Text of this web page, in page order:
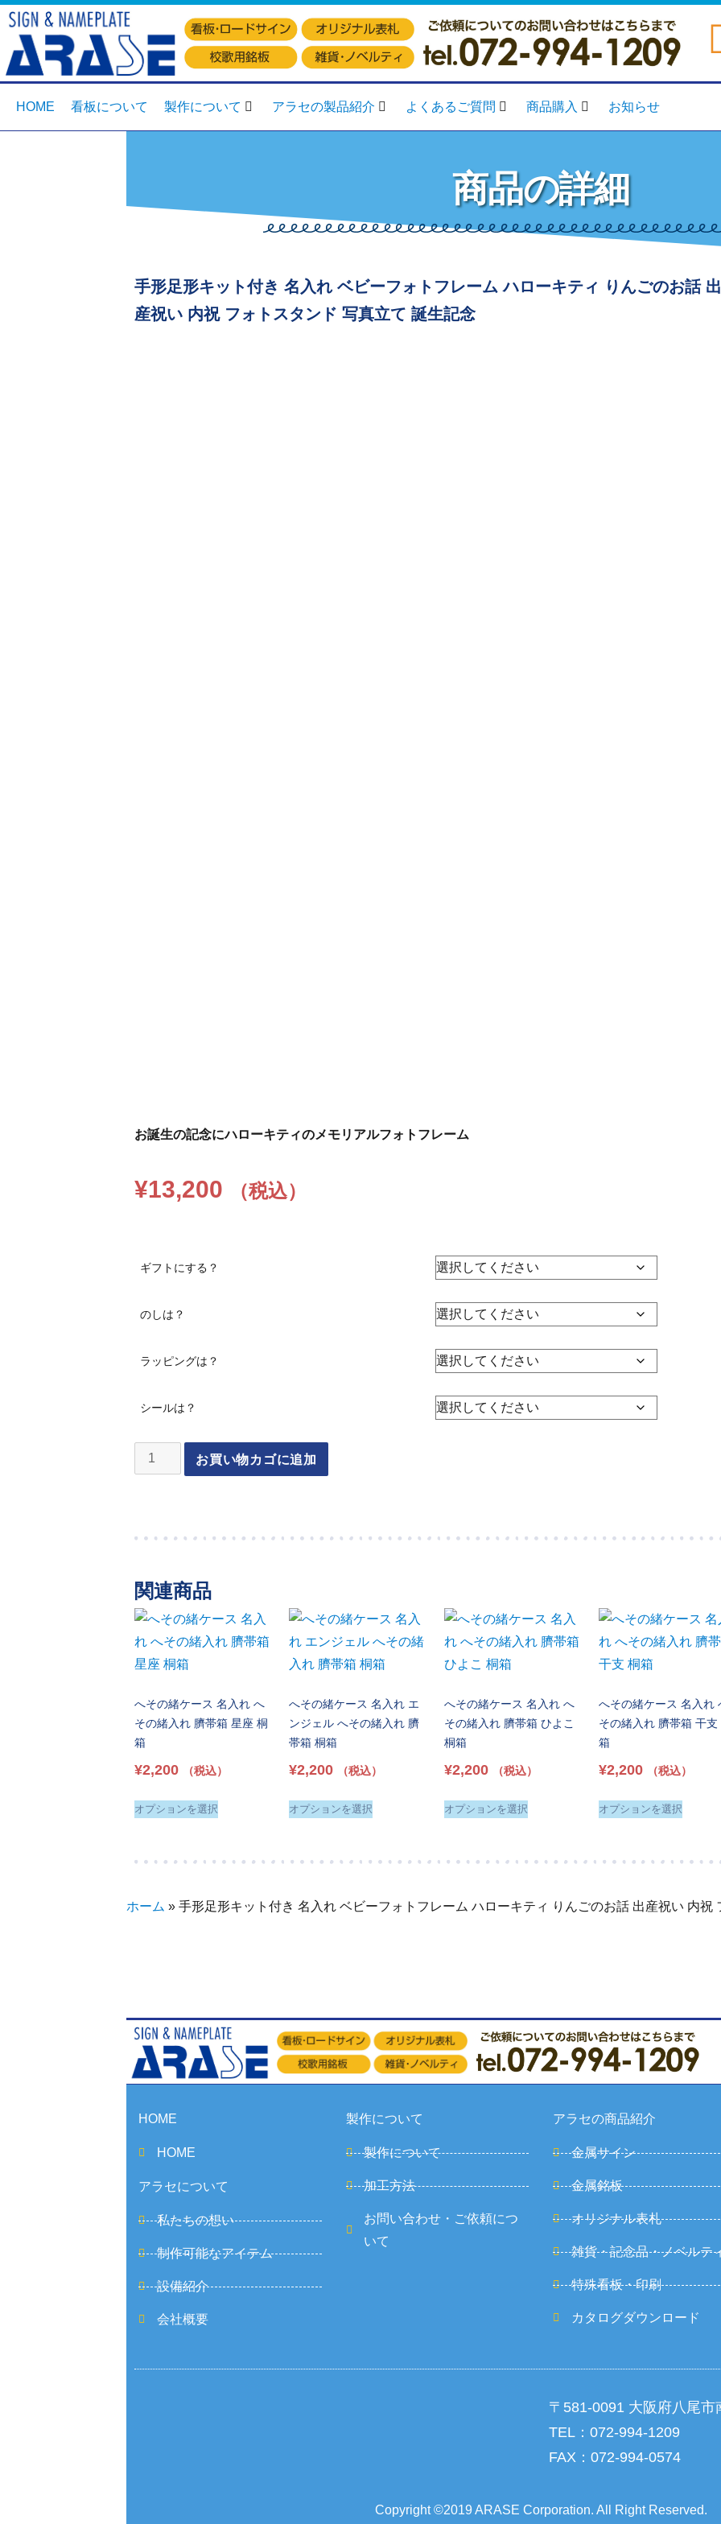
HOME 看板について 製作について アラセの製品紹介 よくあるご質問 商品購入 お知らせ
商品の詳細
手形足形キット付き 名入れ ベビーフォトフレーム ハローキティ りんごのお話 出
産祝い 内祝 フォトスタンド 写真立て 誕生記念
お誕生の記念にハローキティのメモリアルフォトフレーム
¥13,200 （税込）
ギフトにする？
のしは？
ラッピングは？
シールは？
お買い物カゴに追加
関連商品
へその緒ケース 名入れ へ
その緒入れ 臍帯箱 星座 桐
箱
¥2,200 （税込）
オプションを選択
へその緒ケース 名入れ エ
ンジェル へその緒入れ 臍
帯箱 桐箱
¥2,200 （税込）
オプションを選択
へその緒ケース 名入れ へ
その緒入れ 臍帯箱 ひよこ
桐箱
¥2,200 （税込）
オプションを選択
へその緒ケース 名入れ
その緒入れ 臍帯箱 干支
箱
¥2,200 （税込）
オプションを選択
ホーム » 手形足形キット付き 名入れ ベビーフォトフレーム ハローキティ りんごのお話 出産祝い 内祝
HOME
HOME
アラセについて
私たちの想い
制作可能なアイテム
設備紹介
会社概要
製作について
製作について
加工方法
お問い合わせ・ご依頼につ
いて
アラセの商品紹介
金属サイン
金属銘板
オリジナル表札
雑貨・記念品・ノベルテ
特殊看板・印刷
カタログダウンロード
〒581-0091 大阪府八尾市
TEL：072-994-1209
FAX：072-994-0574
Copyright ©2019 ARASE Corporation. All Right Reserved.